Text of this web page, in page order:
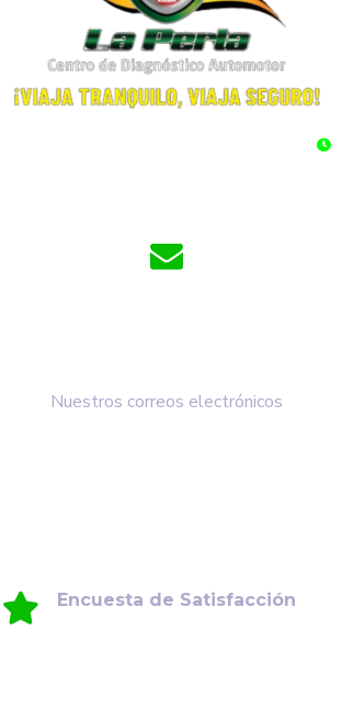
Nuestros correos electrónicos
Encuesta de Satisfacción